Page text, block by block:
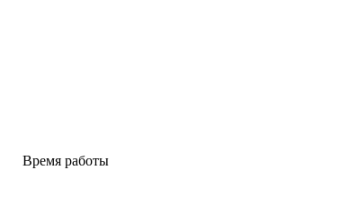
Время работы